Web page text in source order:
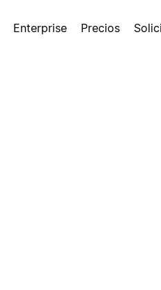
Enterprise Precios